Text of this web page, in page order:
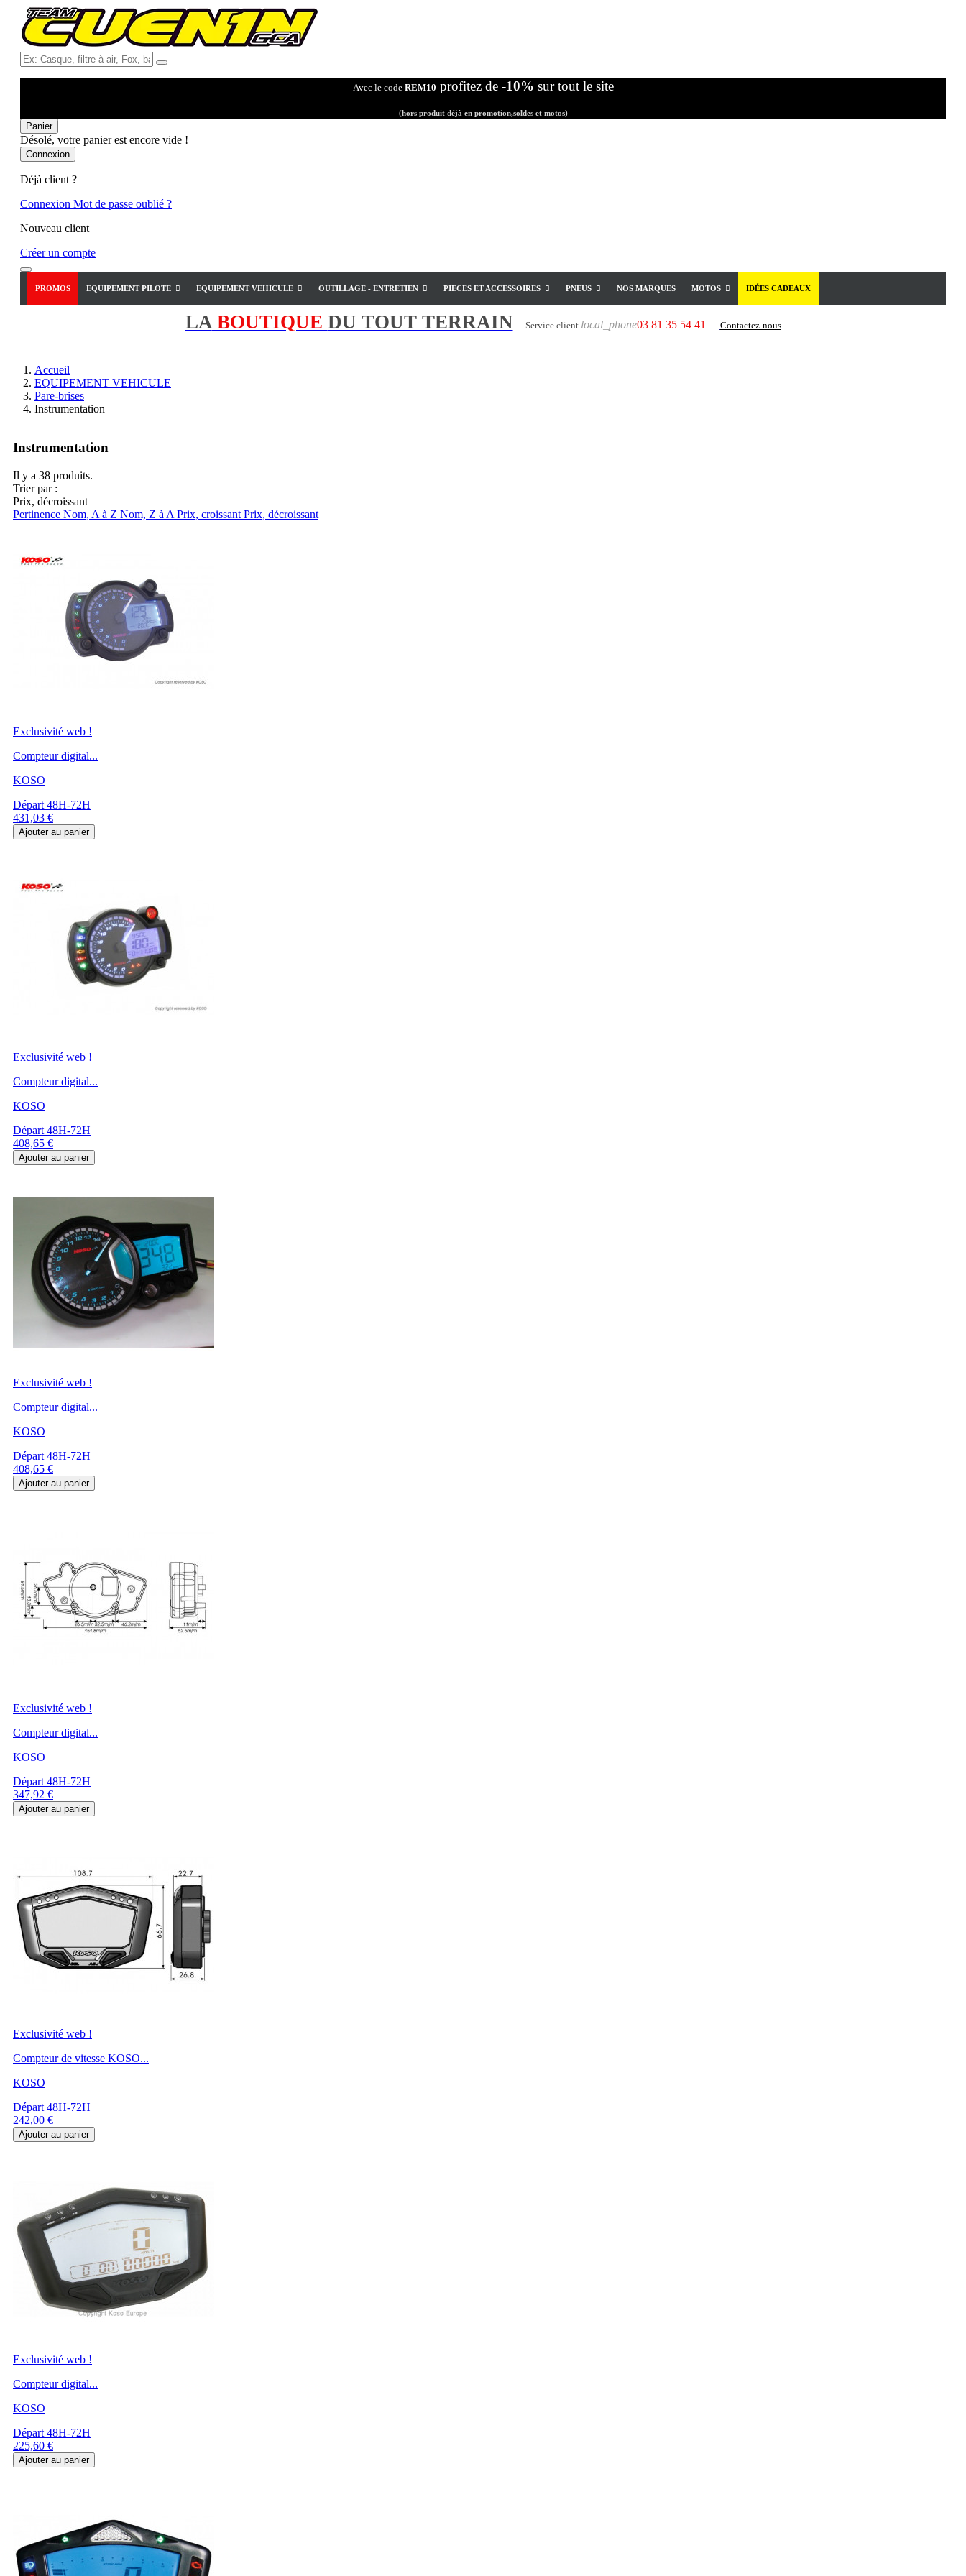
Ex:
Casque,
Fox,
...
Avec le code REM10 profitez de -10% sur tout le site
(hors produit déjà en promotion,soldes et motos)
Panier
Désolé, votre panier est encore vide !
Connexion
Déjà client ?
Connexion Mot de passe oublié ?
Nouveau client
Créer un compte
PROMOS EQUIPEMENT PILOTE EQUIPEMENT VEHICULE OUTILLAGE - ENTRETIEN PIECES ET ACCESSOIRES PNEUS NOS MARQUES MOTOS IDÉES CADEAUX
LABOUTIQUE DU TOUT TERRAIN - Service client local_phone03 81 35 54 41 - Contactez-nous
Accueil
EQUIPEMENT VEHICULE
Pare-brises
Instrumentation
Instrumentation
Il y a 38 produits.
Trier par :
Prix, décroissant
Pertinence Nom, A à Z Nom, Z à A Prix, croissant Prix, décroissant
Exclusivité web !
Compteur digital...
KOSO
Départ 48H-72H
Prix
431,03 €
Ajouter au panier
Exclusivité web !
Compteur digital...
KOSO
Départ 48H-72H
Prix
408,65 €
Ajouter au panier
Exclusivité web !
Compteur digital...
KOSO
Départ 48H-72H
Prix
408,65 €
Ajouter au panier
Exclusivité web !
Compteur digital...
KOSO
Départ 48H-72H
Prix
347,92 €
Ajouter au panier
Exclusivité web !
Compteur de vitesse KOSO...
KOSO
Départ 48H-72H
Prix
242,00 €
Ajouter au panier
Exclusivité web !
Compteur digital...
KOSO
Départ 48H-72H
Prix
225,60 €
Ajouter au panier